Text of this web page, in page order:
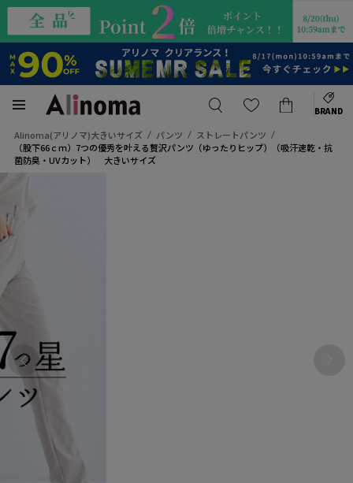
BRAND
Alinoma(アリノマ)大きいサイズ パンツ
ストレートパンツ
（股下66ｃｍ）7つの優秀を叶える贅沢パンツ（ゆったりヒップ）（吸汗速乾・抗
菌防臭・UVカット） 大きいサイズ